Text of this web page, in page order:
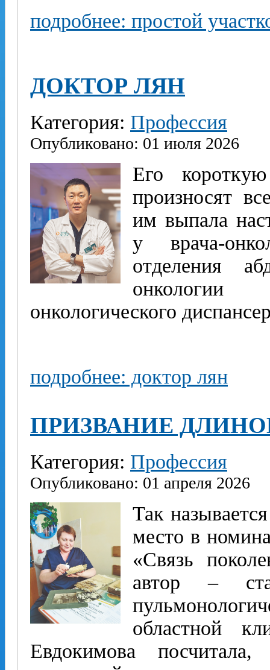
подробнее: простой
ДОКТОР ЛЯН
Категория: Профессия
Опубликовано: 01 июля 2026
Его
произносят
им выпала
у врача-
отделения
онкологического
подробнее: доктор лян
ПРИЗВАНИЕ
Категория: Профессия
Опубликовано: 01 апреля 2026
Так
место в
«Связь
автор –
областной
Евдокимова